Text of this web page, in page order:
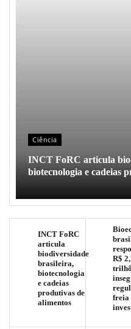
Ciência
INCT FoRC articula
biotecnologia e cadeias
INCT FoRC
articula
biodiversidade
brasileira,
biotecnologia
e cadeias
produtivas de
alimentos
R$
freia